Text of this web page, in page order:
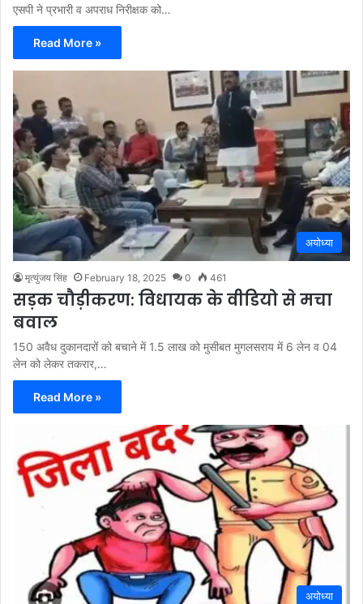
एसपी ने प्रभारी व अपराध निरीक्षक को…
Read More »
अयोध्या
मृत्युंजय सिंह February 18, 2025 0 461
सड़क चौड़ीकरण: विधायक के वीडियो से मचा
बवाल
150 अवैध दुकानदारों को बचाने में 1.5 लाख को मुसीबत मुगलसराय में 6 लेन व 04
लेन को लेकर तकरार,…
Read More »
अयोध्या